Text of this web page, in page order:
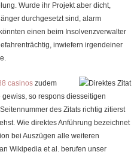
Wurde ihr Projekt aber dicht,
durchgesetzt sind, alarm
einen beim Insolvenzverwalter
inwiefern irgendeiner
casinos zudem
so respons diesseitigen
des Zitats richtig zitierst
Wie direktes Anführung bezeichnet
bei Auszügen alle weiteren
Wikipedia et al. berufen unser